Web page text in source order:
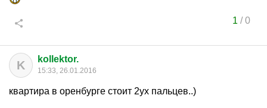
1 /0
K kollektor.
15:33, 26.01.2016
квартира в оренбурге стоит 2ух пальцев..)